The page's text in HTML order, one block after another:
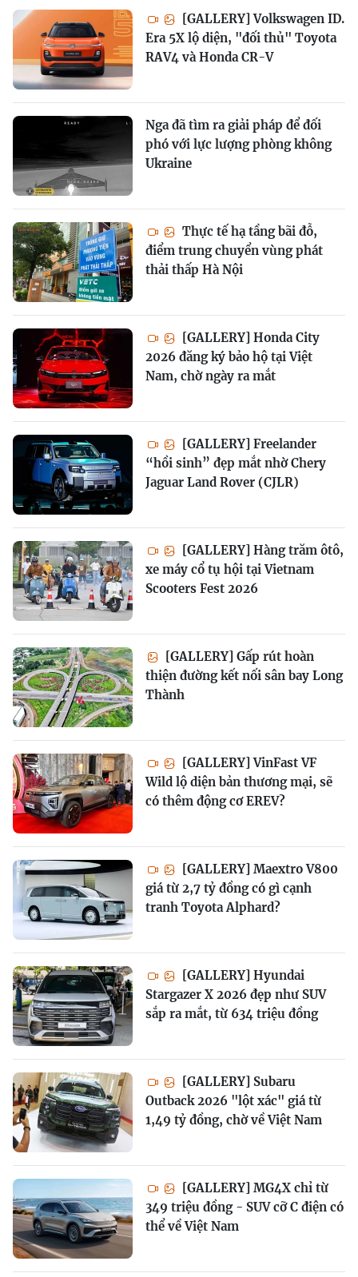
[GALLERY] Volkswagen ID.
Era 5X lộ diện, "đối thủ" Toyota
RAV4 và Honda CR-V
Nga đã tìm ra giải pháp để đối
phó với lực lượng phòng không
Ukraine
Thực tế hạ tầng bãi đỗ,
điểm trung chuyển vùng phát
thải thấp Hà Nội
[GALLERY] Honda City
2026 đăng ký bảo hộ tại Việt
Nam, chờ ngày ra mắt
[GALLERY] Freelander
“hồi sinh” đẹp mắt nhờ Chery
Jaguar Land Rover (CJLR)
[GALLERY] Hàng trăm ôtô,
xe máy cổ tụ hội tại Vietnam
Scooters Fest 2026
[GALLERY] Gấp rút hoàn
thiện đường kết nối sân bay Long
Thành
[GALLERY] VinFast VF
Wild lộ diện bản thương mại, sẽ
có thêm động cơ EREV?
[GALLERY] Maextro V800
giá từ 2,7 tỷ đồng có gì cạnh
tranh Toyota Alphard?
[GALLERY] Hyundai
Stargazer X 2026 đẹp như SUV
sắp ra mắt, từ 634 triệu đồng
[GALLERY] Subaru
Outback 2026 "lột xác" giá từ
1,49 tỷ đồng, chờ về Việt Nam
[GALLERY] MG4X chỉ từ
349 triệu đồng - SUV cỡ C điện có
thể về Việt Nam